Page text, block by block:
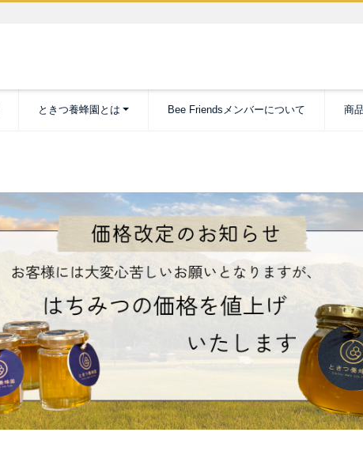
ときつ養蜂園とは Bee Friendsメンバーについて 商